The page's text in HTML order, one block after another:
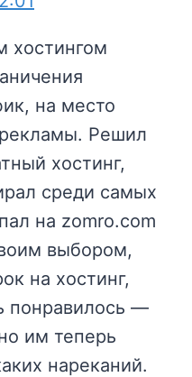
хостингом
на место
Решил
хостинг,
среди самых
на zomro.com
выбором,
на хостинг,
понравилось —
им теперь
нареканий.